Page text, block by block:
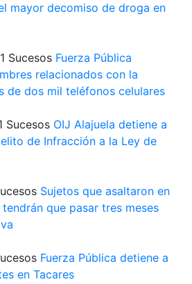
mayor decomiso de droga en
Sucesos Fuerza Pública
relacionados con la
de dos mil teléfonos celulares
Sucesos OIJ Alajuela detiene a
de Infracción a la Ley de
Sujetos que asaltaron en
que pasar tres meses
Fuerza Pública detiene a
en Tacares